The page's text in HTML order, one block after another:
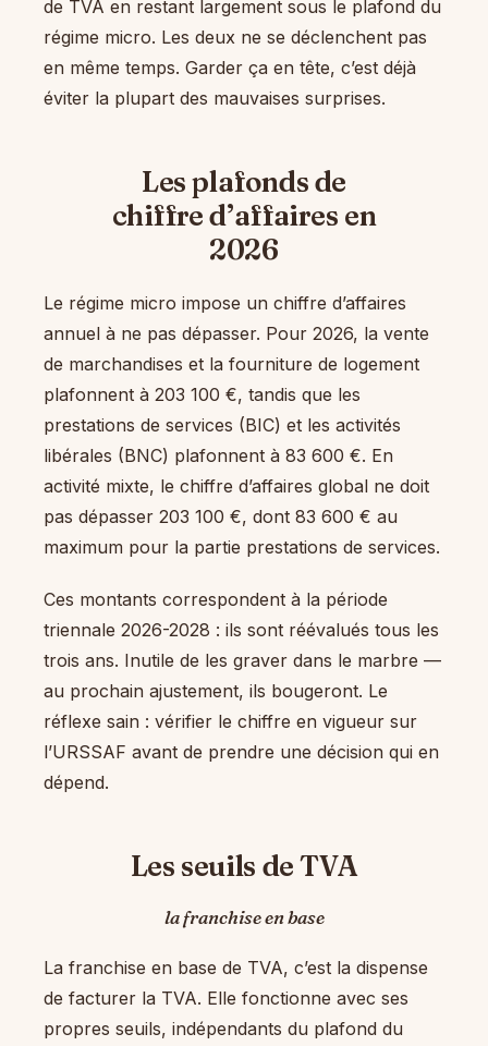
de TVA en restant largement sous le plafond du
régime micro. Les deux ne se déclenchent pas
en même temps. Garder ça en tête, c’est déjà
éviter la plupart des mauvaises surprises.
Les plafonds de
chiffre d’affaires en
2026
Le régime micro impose un chiffre d’affaires
annuel à ne pas dépasser. Pour 2026, la vente
de marchandises et la fourniture de logement
plafonnent à 203 100 €, tandis que les
prestations de services (BIC) et les activités
libérales (BNC) plafonnent à 83 600 €. En
activité mixte, le chiffre d’affaires global ne doit
pas dépasser 203 100 €, dont 83 600 € au
maximum pour la partie prestations de services.
Ces montants correspondent à la période
triennale 2026-2028 : ils sont réévalués tous les
trois ans. Inutile de les graver dans le marbre —
au prochain ajustement, ils bougeront. Le
réflexe sain : vérifier le chiffre en vigueur sur
l’URSSAF avant de prendre une décision qui en
dépend.
Les seuils de TVA
la franchise en base
La franchise en base de TVA, c’est la dispense
de facturer la TVA. Elle fonctionne avec ses
propres seuils, indépendants du plafond du